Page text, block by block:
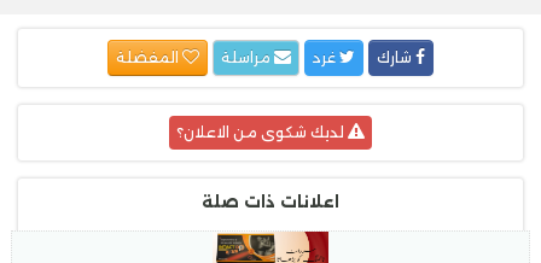
شارك غرد المفضلة
لديك شكوى من الاعلان؟
اعلانات ذات صلة